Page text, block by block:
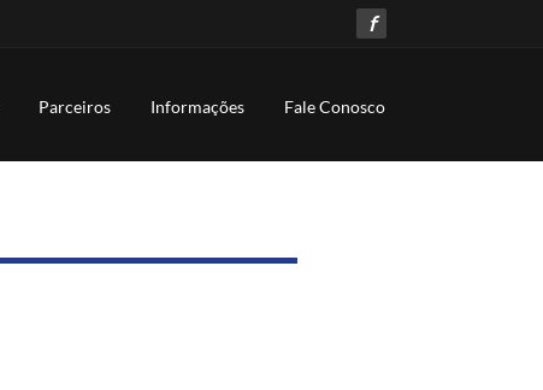
f
Parceiros Informações Fale Conosco